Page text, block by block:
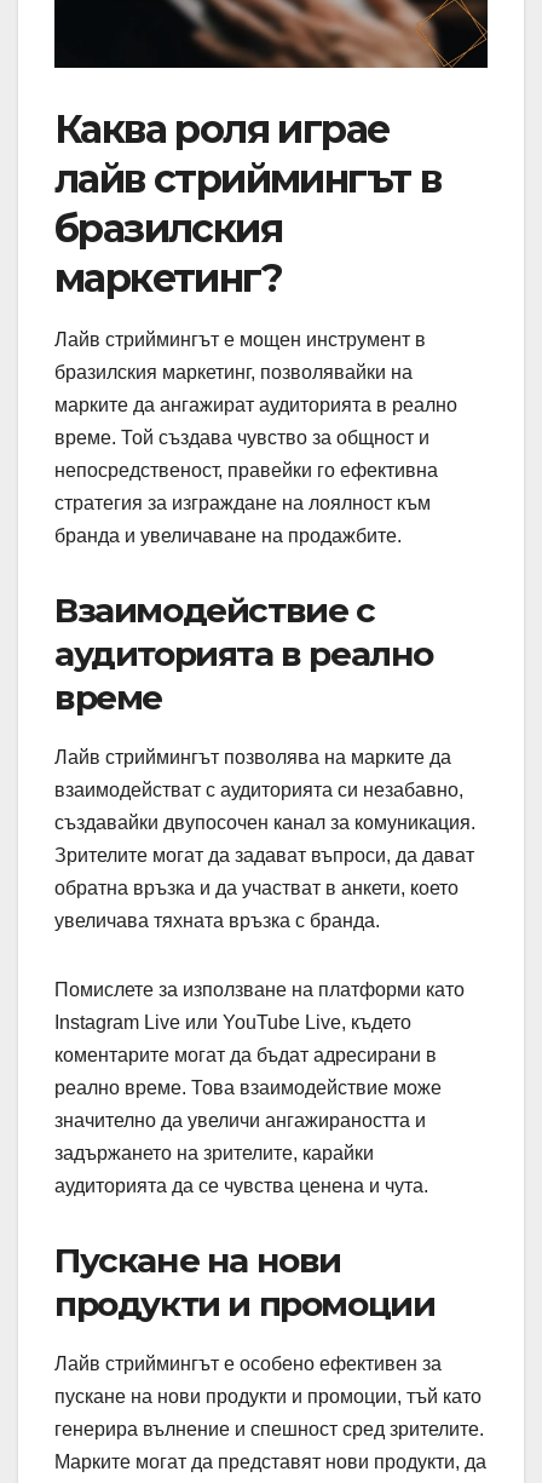
Каква роля играе
лайв стриймингът в
бразилския
маркетинг?
Лайв стриймингът е мощен инструмент в
бразилския маркетинг, позволявайки на
марките да ангажират аудиторията в реално
време. Той създава чувство за общност и
непосредственост, правейки го ефективна
стратегия за изграждане на лоялност към
бранда и увеличаване на продажбите.
Взаимодействие с
аудиторията в реално
време
Лайв стриймингът позволява на марките да
взаимодействат с аудиторията си незабавно,
създавайки двупосочен канал за комуникация.
Зрителите могат да задават въпроси, да дават
обратна връзка и да участват в анкети, което
увеличава тяхната връзка с бранда.
Помислете за използване на платформи като
Instagram Live или YouTube Live, където
коментарите могат да бъдат адресирани в
реално време. Това взаимодействие може
значително да увеличи ангажираността и
задържането на зрителите, карайки
аудиторията да се чувства ценена и чута.
Пускане на нови
продукти и промоции
Лайв стриймингът е особено ефективен за
пускане на нови продукти и промоции, тъй като
генерира вълнение и спешност сред зрителите.
Марките могат да представят нови продукти, да